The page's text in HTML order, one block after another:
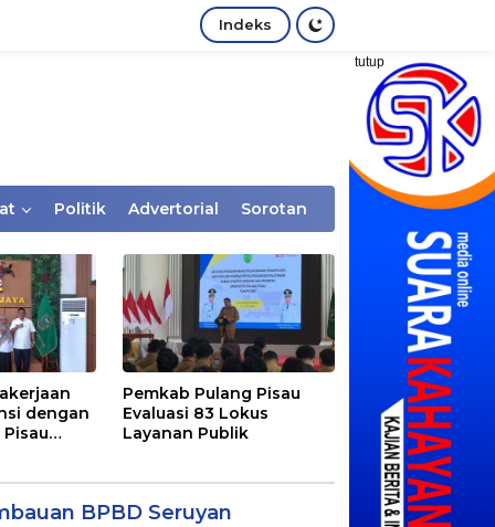
Indeks
tutup
Politik Advertorial Sorotan
dengan
Pemkab Pulang Pisau
Evaluasi 83 Lokus
Layanan Publik
BPBD Seruyan